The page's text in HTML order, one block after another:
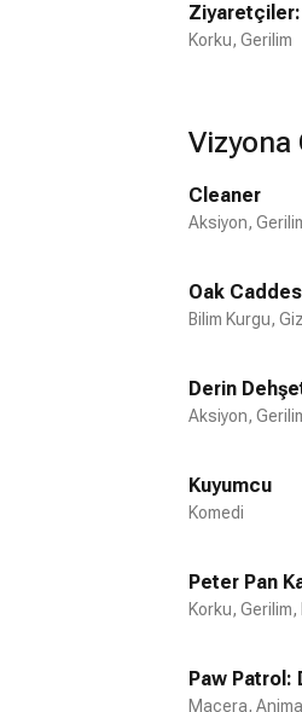
Korku, Gerilim
Vizyona
Cleaner
Aksiyon,
Oak
Bilim Kurgu,
Derin
Aksiyon,
Kuyumcu
Komedi
Peter Pan
Korku,
Paw Patrol:
Macera,